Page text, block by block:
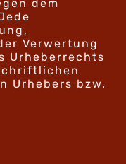
dem
Verwertung
Urheberrechts
Urhebers bzw.